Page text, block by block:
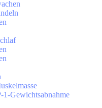
Gewichtsabnahme